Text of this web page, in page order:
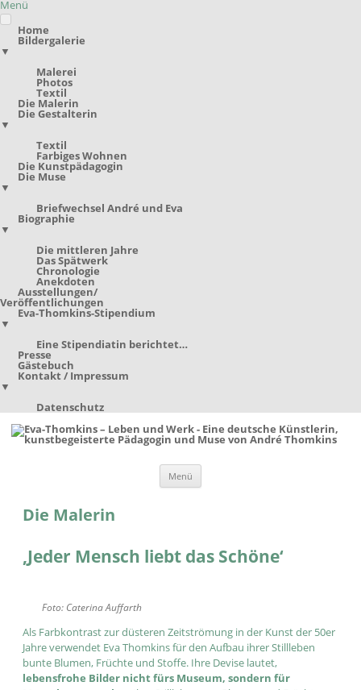
Menü
Home
Bildergalerie
▼
Malerei
Photos
Textil
Die Malerin
Die Gestalterin
▼
Textil
Farbiges Wohnen
Die Kunstpädagogin
Die Muse
▼
Briefwechsel André und Eva
Biographie
▼
Die mittleren Jahre
Das Spätwerk
Chronologie
Anekdoten
Ausstellungen/
Veröffentlichungen
Eva-Thomkins-Stipendium
▼
Eine Stipendiatin berichtet…
Presse
Gästebuch
Kontakt / Impressum
▼
Datenschutz
Menü
Die Malerin
‚Jeder Mensch liebt das Schöne‘
Foto: Caterina Auffarth
Als Farbkontrast zur düsteren Zeitströmung in der Kunst der 50er
Jahre verwendet Eva Thomkins für den Aufbau ihrer Stillleben
bunte Blumen, Früchte und Stoffe. Ihre Devise lautet,
lebensfrohe Bilder nicht fürs Museum, sondern für